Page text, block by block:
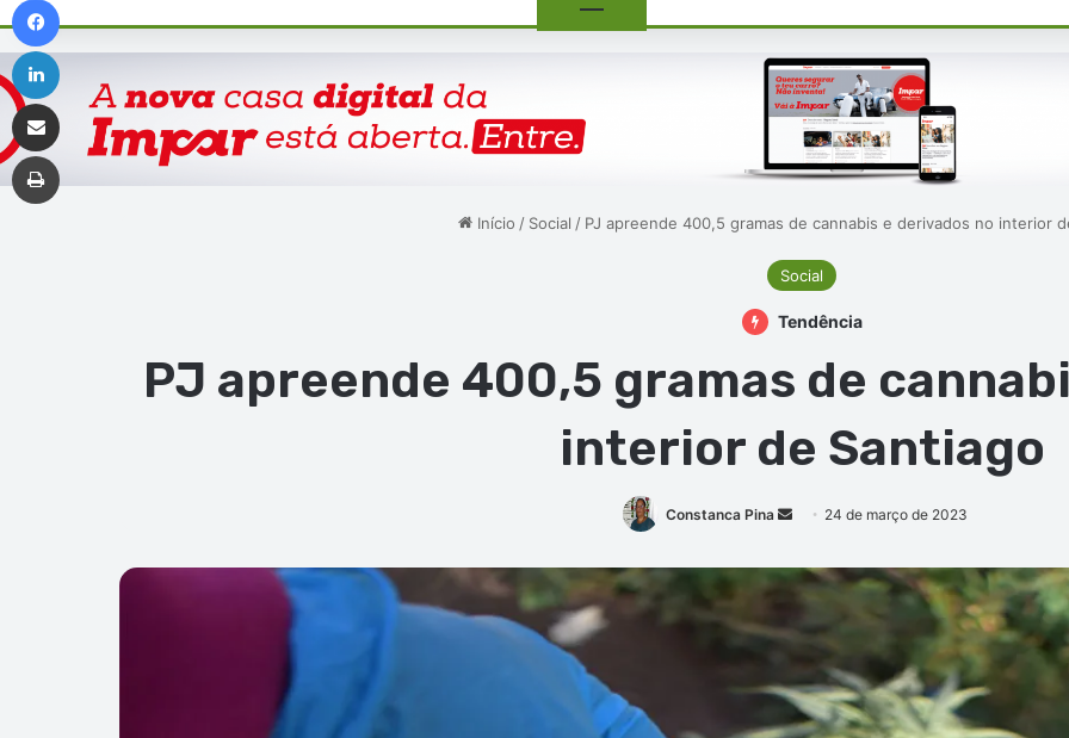
Início / Social / PJ apreende 400,5 gramas de cannabis e derivados no interior
Social
Tendência
PJ apreende 400,5 gramas de
interior de Santiago
Constanca Pina
Mande
e-
24 de março de 2023
Linkedin
Imprimir